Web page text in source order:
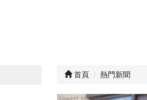
首頁 熱門新聞